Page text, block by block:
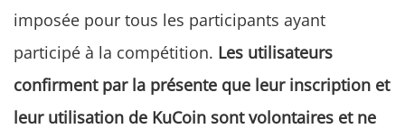
imposée pour tous les participants ayant
participé à la compétition. Les utilisateurs
confirment par la présente que leur inscription et
leur utilisation de KuCoin sont volontaires et ne